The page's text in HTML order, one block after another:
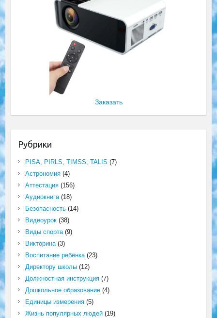
Заказать
Рубрики
PISA, PIRLS, TIMSS, TALIS (7)
Астрономия(4)
Аттестация(156)
Аудиокнига(18)
Безопасность(14)
Видеоурок(38)
Виды спорта(9)
Викторина(3)
Воспитание ребёнка(23)
Директору школы(12)
Должностная инструкция(7)
Дошкольное образование(4)
Единицы измерения(5)
Жизнь популярных людей(19)